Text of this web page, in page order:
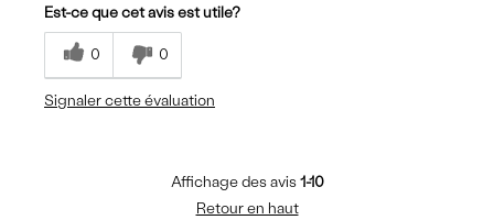
Est-ce que cet avis est utile?
0 0
Signaler cette évaluation
Affichage des avis1-10
Retour en haut